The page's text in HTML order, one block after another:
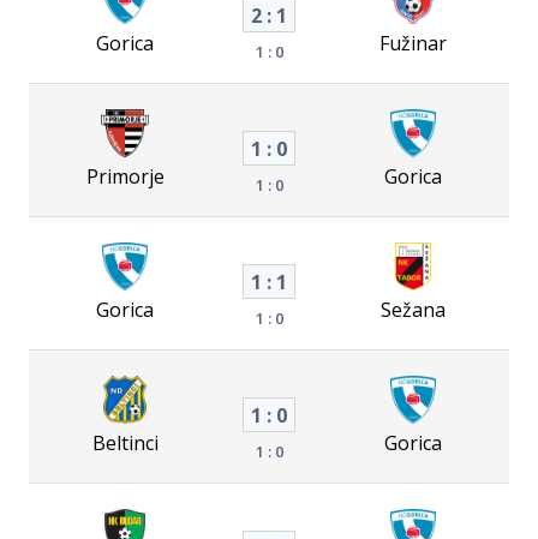
Gorica
2 : 1
1 : 0 Fužinar
Primorje
1 : 0
1 : 0 Gorica
Gorica
1 : 1
1 : 0 Sežana
Beltinci
1 : 0
1 : 0 Gorica